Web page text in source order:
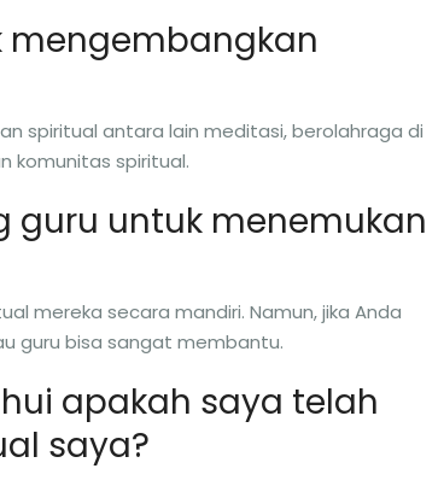
mengembangkan
spiritual antara lain meditasi, berolahraga di
komunitas spiritual.
guru untuk menemukan
mereka secara mandiri. Namun, jika Anda
guru bisa sangat membantu.
apakah saya telah
saya?